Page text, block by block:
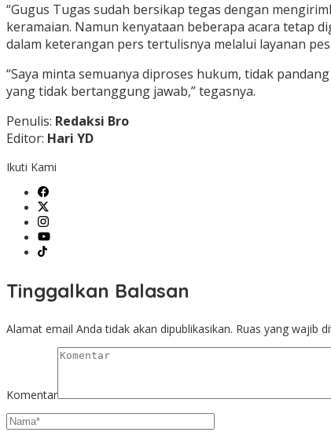
“Gugus Tugas sudah bersikap tegas dengan
keramaian. Namun kenyataan beberapa acara tetap
dalam keterangan pers tertulisnya melalui layanan
“Saya minta semuanya diproses hukum, tidak
yang tidak bertanggung jawab,” tegasnya.
Penulis: Redaksi Bro
Editor: Hari YD
Ikuti Kami
Tinggalkan Balasan
Alamat email Anda tidak akan dipublikasikan. Ruas yang wajib
Komentar